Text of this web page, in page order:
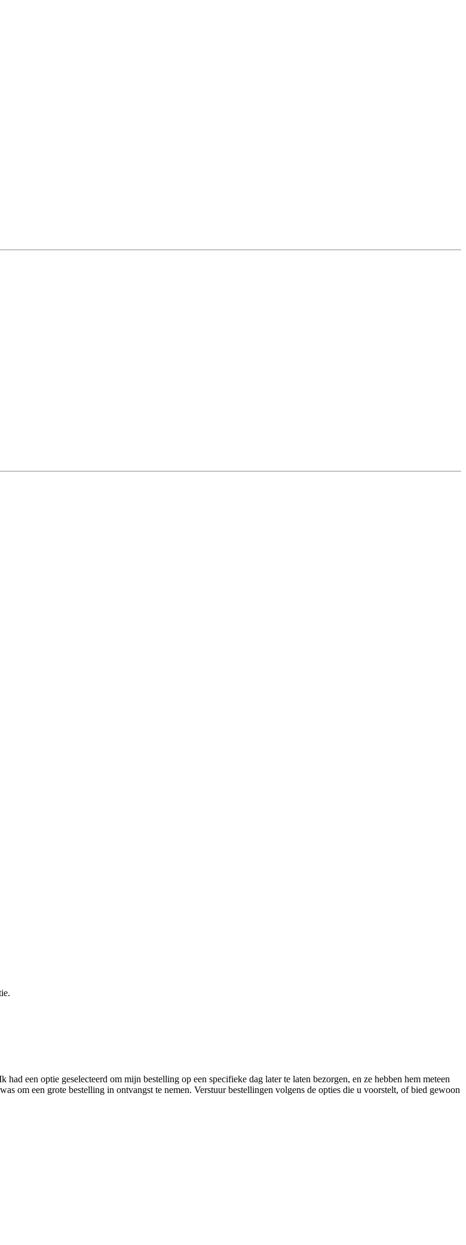
een optie geselecteerd om mijn bestelling op een specifieke dag later te laten bezorgen, en ze hebben hem meteen
om een grote bestelling in ontvangst te nemen. Verstuur bestellingen volgens de opties die u voorstelt, of bied gewoon